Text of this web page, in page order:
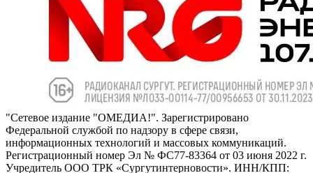
"Сетевое издание "ОМЕДИА!". Зарегистрировано
Федеральной службой по надзору в сфере связи,
информационных технологий и массовых коммуникаций.
Регистрационный номер Эл № ФС77-83364 от 03 июня 2022 г.
Учредитель ООО ТРК «Сургутинтерновости». ИНН/КПП: